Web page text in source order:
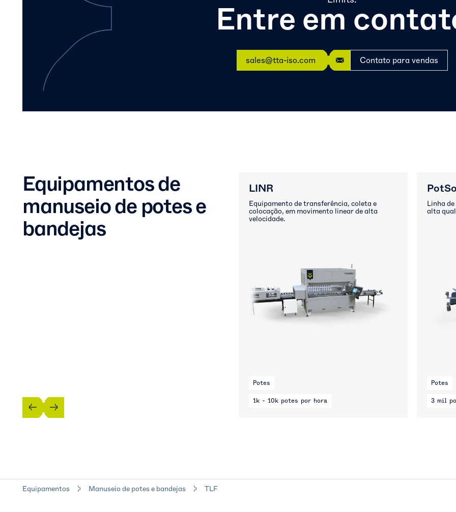
Entre em
sales@tta-iso.com Contato para vendas
Equipamentos de
manuseio de potes e
bandejas
LINR
Equipamento de transferência, coleta e
colocação, em movimento linear de alta
velocidade.
Potes
1k - 10k potes por hora
Linha
alta
Potes
3 mil
Equipamentos Manuseio de potes e bandejas TLF